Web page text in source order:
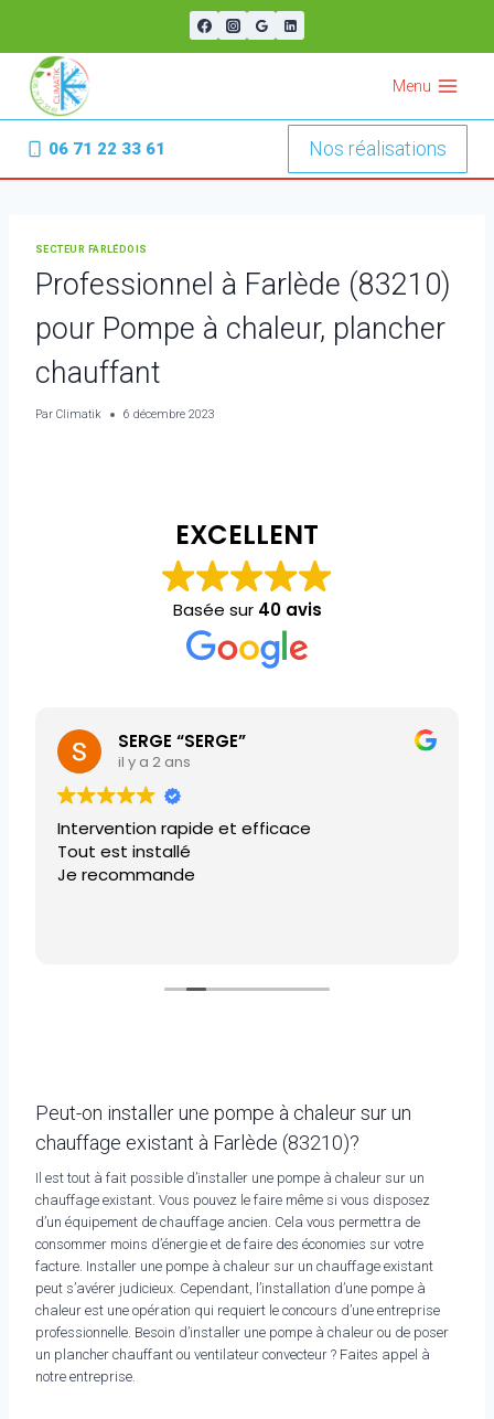
contenu
Menu
06 71 22 33 61 Nos réalisations
SECTEUR FARLÉDOIS
Professionnel à Farlède (83210)
pour Pompe à chaleur, plancher
chauffant
Par Climatik 6 décembre 2023
EXCELLENT
Basée sur 40 avis
SERGE “SERGE”
il y a 2 ans
Intervention rapide et efficace
Tout est installé
Je recommande
Peut-on installer une pompe à chaleur sur un
chauffage existant à Farlède (83210)?
Il est tout à fait possible d’installer une pompe à chaleur sur un
chauffage existant. Vous pouvez le faire même si vous disposez
d’un équipement de chauffage ancien. Cela vous permettra de
consommer moins d’énergie et de faire des économies sur votre
facture. Installer une pompe à chaleur sur un chauffage existant
peut s’avérer judicieux. Cependant, l’installation d’une pompe à
chaleur est une opération qui requiert le concours d’une entreprise
professionnelle. Besoin d’installer une pompe à chaleur ou de poser
un plancher chauffant ou ventilateur convecteur ? Faites appel à
notre entreprise.